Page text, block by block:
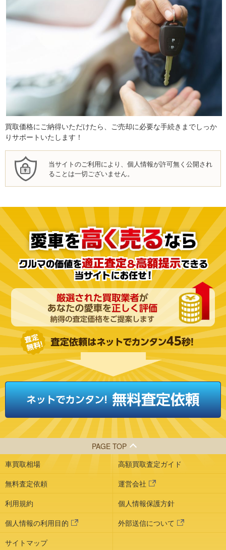
買取価格にご納得いただけたら、ご売却に必要な手続きまでしっか
りサポートいたします！
当サイトのご利用により、個人情報が許可無く公開され
ることは一切ございません。
PAGE TOP
車買取相場
高額買取査定ガイド
無料査定依頼
運営会社
利用規約
個人情報保護方針
個人情報の利用目的
外部送信について
サイトマップ